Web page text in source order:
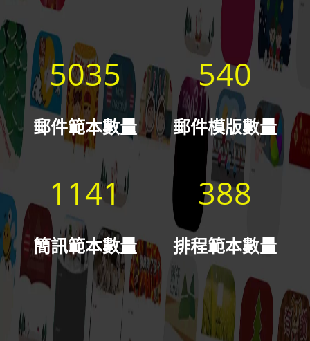
5035
郵件範本數量
540
郵件模版數量
1141
簡訊範本數量
388
排程範本數量